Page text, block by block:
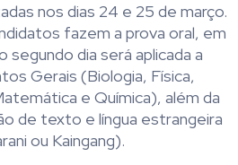
nos dias 24 e 25 de março.
fazem a prova oral, em
segundo dia será aplicada a
Gerais (Biologia, Física,
e Química), além da
de texto e língua estrangeira
ou Kaingang).